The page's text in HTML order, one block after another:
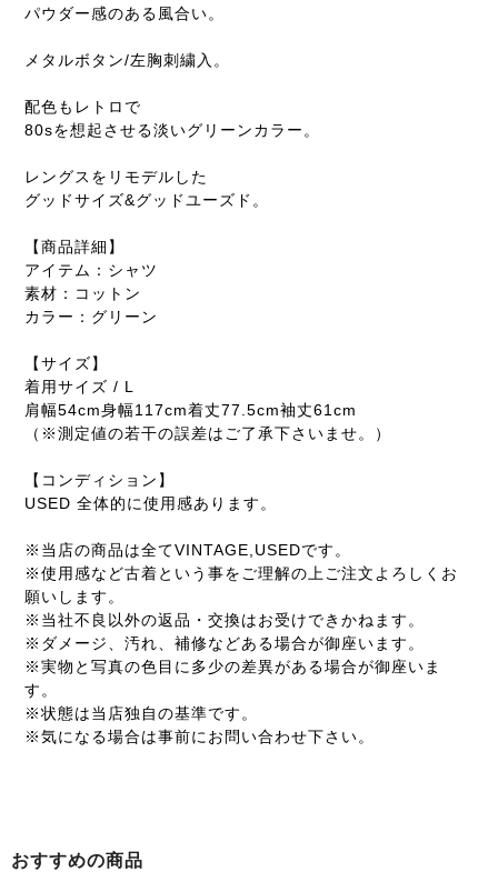
パウダー感のある風合い。
メタルボタン/左胸刺繍入。
配色もレトロで
80sを想起させる淡いグリーンカラー。
レングスをリモデルした
グッドサイズ&グッドユーズド。
【商品詳細】
アイテム：シャツ
素材：コットン
カラー：グリーン
【サイズ】
着用サイズ / L
肩幅54cm身幅117cm着丈77.5cm袖丈61cm
（※測定値の若干の誤差はご了承下さいませ。）
【コンディション】
USED 全体的に使用感あります。
※当店の商品は全てVINTAGE,USEDです。
※使用感など古着という事をご理解の上ご注文よろしくお
願いします。
※当社不良以外の返品・交換はお受けできかねます。
※ダメージ、汚れ、補修などある場合が御座います。
※実物と写真の色目に多少の差異がある場合が御座いま
す。
※状態は当店独自の基準です。
※気になる場合は事前にお問い合わせ下さい。
おすすめの商品